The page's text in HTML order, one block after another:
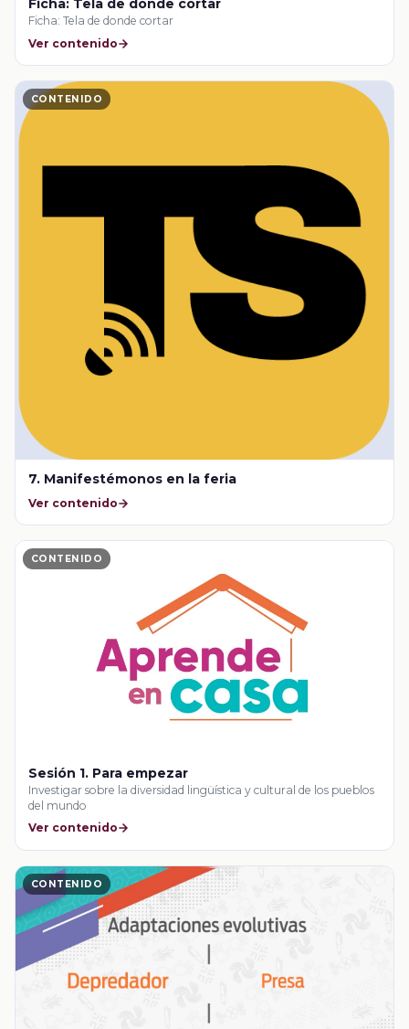
Ficha: Tela de donde cortar
Ficha: Tela de donde cortar
Ver contenido
CONTENIDO
7. Manifestémonos en la feria
Ver contenido
CONTENIDO
Sesión 1. Para empezar
Investigar sobre la diversidad lingüística y cultural de los pueblos
del mundo
Ver contenido
CONTENIDO